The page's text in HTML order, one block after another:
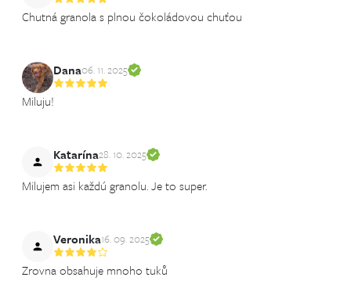
Chutná granola s plnou čokoládovou chuťou
Dana06. 11. 2025
Miluju!
Katarína28. 10. 2025
Milujem asi každú granolu. Je to super.
Veronika16. 09. 2025
Zrovna obsahuje mnoho tuků